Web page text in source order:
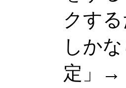
クす
しか
定」→